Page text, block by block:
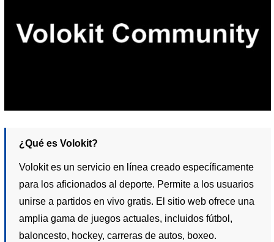
¿Qué es Volokit?
Volokit es un servicio en línea creado específicamente
para los aficionados al deporte. Permite a los usuarios
unirse a partidos en vivo gratis. El sitio web ofrece una
amplia gama de juegos actuales, incluidos fútbol, ​​​​
baloncesto, hockey, carreras de autos, boxeo.